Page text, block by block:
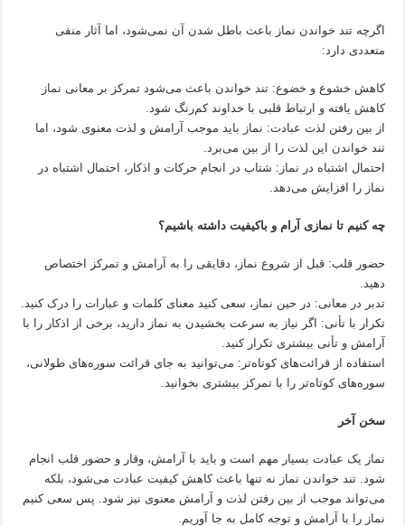
اگرچه تند خواندن نماز باعث باطل شدن آن نمی‌شود، اما آثار منفی
متعددی دارد:
کاهش خشوع و خضوع: تند خواندن باعث می‌شود تمرکز بر معانی نماز
کاهش یافته و ارتباط قلبی با خداوند کم‌رنگ شود.
از بین رفتن لذت عبادت: نماز باید موجب آرامش و لذت معنوی شود، اما
تند خواندن این لذت را از بین می‌برد.
احتمال اشتباه در نماز: شتاب در انجام حرکات و اذکار، احتمال اشتباه در
نماز را افزایش می‌دهد.
چه کنیم تا نمازی آرام و باکیفیت داشته باشیم؟
حضور قلب: قبل از شروع نماز، دقایقی را به آرامش و تمرکز اختصاص
دهید.
تدبر در معانی: در حین نماز، سعی کنید معنای کلمات و عبارات را درک کنید.
تکرار با تأنی: اگر نیاز به سرعت بخشیدن به نماز دارید، برخی از اذکار را با
آرامش و تأنی بیشتری تکرار کنید.
استفاده از قرائت‌های کوتاه‌تر: می‌توانید به جای قرائت سوره‌های طولانی،
سوره‌های کوتاه‌تر را با تمرکز بیشتری بخوانید.
سخن آخر
نماز یک عبادت بسیار مهم است و باید با آرامش، وقار و حضور قلب انجام
شود. تند خواندن نماز نه تنها باعث کاهش کیفیت عبادت می‌شود، بلکه
می‌تواند موجب از بین رفتن لذت و آرامش معنوی نیز شود. پس سعی کنیم
نماز را با آرامش و توجه کامل به جا آوریم.